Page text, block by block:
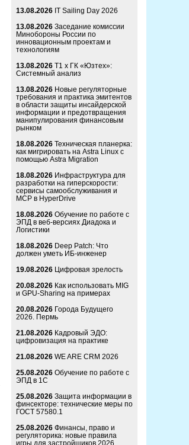
13.08.2026 IT Sailing Day 2026
13.08.2026 Заседание комиссии
Минобороны России по
инновационным проектам и
технологиям
13.08.2026 Т1 x ГК «Юзтех»:
Системный анализ
13.08.2026 Новые регуляторные
требования и практика эмитентов
в области защиты инсайдерской
информации и предотвращения
манипулирования финансовым
рынком
18.08.2026 Техническая планерка:
как мигрировать на Astra Linux с
помощью Astra Migration
18.08.2026 Инфраструктура для
разработки на гиперскорости:
сервисы самообслуживания и
MCP в HyperDrive
18.08.2026 Обучение по работе с
ЭПД в веб-версиях Диадока и
Логистики
18.08.2026 Deep Patch: Что
должен уметь ИБ-инженер
19.08.2026 Цифровая зрелость
20.08.2026 Как использовать MIG
и GPU-Sharing на примерах
20.08.2026 Города Будущего
2026. Пермь
21.08.2026 Кадровый ЭДО:
цифровизация на практике
21.08.2026 WE ARE CRM 2026
25.08.2026 Обучение по работе с
ЭПД в 1С
25.08.2026 Защита информации в
финсекторе: технические меры по
ГОСТ 57580.1
25.08.2026 Финансы, право и
регуляторика: новые правила